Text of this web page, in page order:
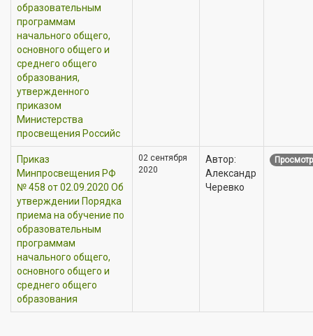
образовательным
программам
начального общего,
основного общего и
среднего общего
образования,
утвержденного
приказом
Министерства
просвещения Российс
Приказ
Минпросвещения РФ
№ 458 от 02.09.2020 Об
утверждении Порядка
приема на обучение по
образовательным
программам
начального общего,
основного общего и
среднего общего
образования
02 сентября
2020
Автор:
Александр
Черевко